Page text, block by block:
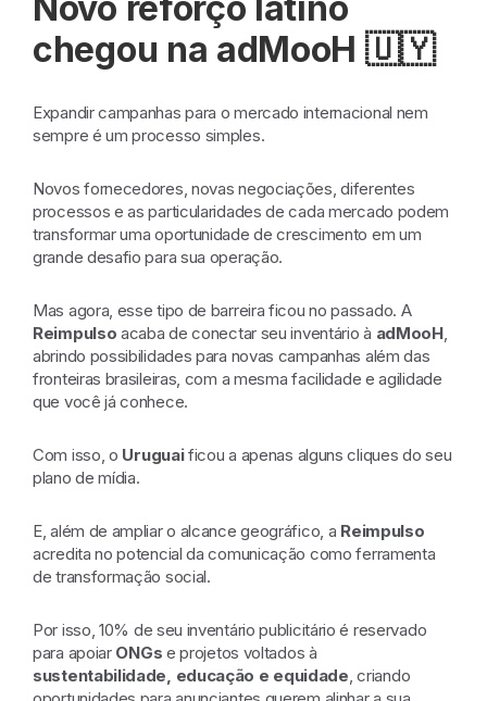
chegou na adMooH 🇺🇾
Expandir campanhas para o mercado internacional nem
sempre é um processo simples.
Novos fornecedores, novas negociações, diferentes
processos e as particularidades de cada mercado podem
transformar uma oportunidade de crescimento em um
grande desafio para sua operação.
Mas agora, esse tipo de barreira ficou no passado. A
Reimpulso acaba de conectar seu inventário à adMooH,
abrindo possibilidades para novas campanhas além das
fronteiras brasileiras, com a mesma facilidade e agilidade
que você já conhece.
Com isso, o Uruguaificou a apenas alguns cliques do seu
plano de mídia.
E, além de ampliar o alcance geográfico, a Reimpulso
acredita no potencial da comunicação como ferramenta
de transformação social.
Por isso, 10% de seu inventário publicitário é reservado
para apoiar ONGs e projetos voltados à
sustentabilidade, educação e equidade, criando